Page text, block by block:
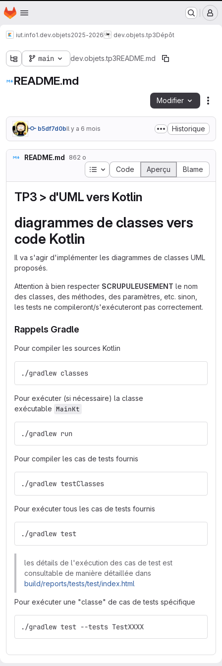
Passer au contenu principal
Page d'accueil
iut.info1.dev.objets2025-2026 dev.objets.tp3Dépôt
main dev.objets.tp3README.md
README.md
Modifier
b5df7d0bIl y a 6 mois Historique
README.md 862 o
Table des matières
Code Aperçu Blame
TP3 > d'UML vers Kotlin
diagrammes de classes vers
code Kotlin
Il va s'agir d'implémenter les diagrammes de classes UML
proposés.
Attention à bien respecter SCRUPULEUSEMENT le nom
des classes, des méthodes, des paramètres, etc. sinon,
les tests ne compileront/s'exécuteront pas correctement.
Rappels Gradle
Pour compiler les sources Kotlin
./gradlew classes
Pour exécuter (si nécessaire) la classe
exécutable MainKt
./gradlew run
Pour compiler les cas de tests fournis
Pour exécuter tous les cas de tests fournis
les détails de l'exécution des cas de test est
consultable de manière détaillée dans
build/reports/tests/test/index.html
Pour exécuter une "classe" de cas de tests spécifique
./gradlew test --tests TestXXXX